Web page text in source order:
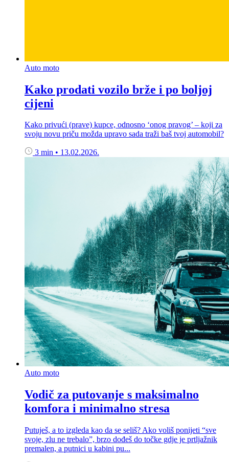
Auto moto
Kako prodati vozilo brže i po boljoj
cijeni
Kako privući (prave) kupce, odnosno ‘onog pravog’ – koji za
svoju novu priču možda upravo sada traži baš tvoj automobil?
3 min • 13.02.2026.
Auto moto
Vodič za putovanje s maksimalno
komfora i minimalno stresa
Putuješ, a to izgleda kao da se seliš? Ako voliš ponijeti “sve
svoje, zlu ne trebalo”, brzo dođeš do točke gdje je prtljažnik
premalen, a putnici u kabini pu...